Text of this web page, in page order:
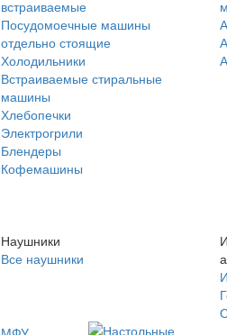
встраиваемые
Посудомоечные машины
отдельно стоящие
Холодильники
Встраиваемые стиральные
машины
Хлебопечки
Электрогрили
Блендеры
Кофемашины
Наушники
Все наушники